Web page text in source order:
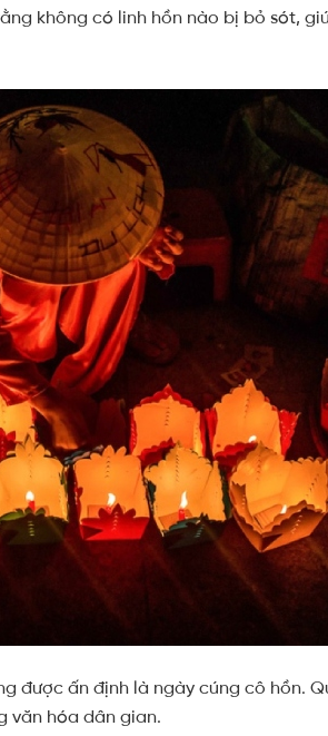
không có linh hồn nào bị bỏ sót,
được ấn định là ngày cúng cô hồn.
văn hóa dân gian.